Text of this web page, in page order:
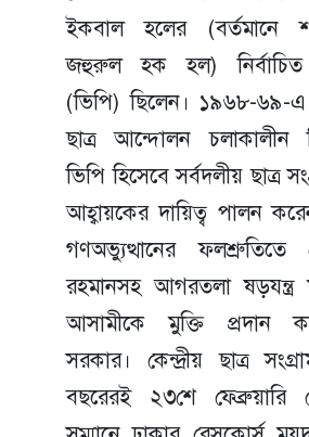
ইকবাল হলের (বর্তমানে
জহুরুল হক হল) নির্বাচিত
(ভিপি) ছিলেন। ১৯৬৮-৬৯-
ছাত্র আন্দোলন চলাকালীন
ভিপি হিসেবে সর্বদলীয় ছাত্র
আহ্বায়কের দায়িত্ব পালন
গণঅভ্যুত্থানের
রহমানসহ আগরতলা
আসামীকে মুক্তি প্রদান
সরকার। কেন্দ্রীয় ছাত্র
বছরেরই ২৩শে ফেব্রুয়ারি